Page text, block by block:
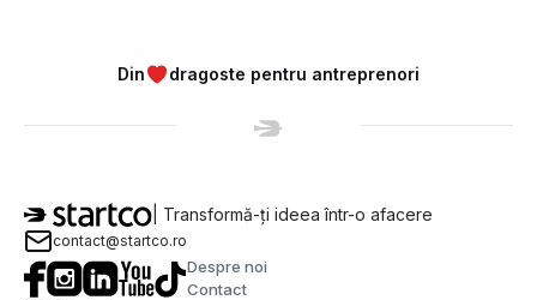
Din dragoste pentru antreprenori
| Transformă-ți ideea într-o afacere
contact@startco.ro
Despre noi
Contact